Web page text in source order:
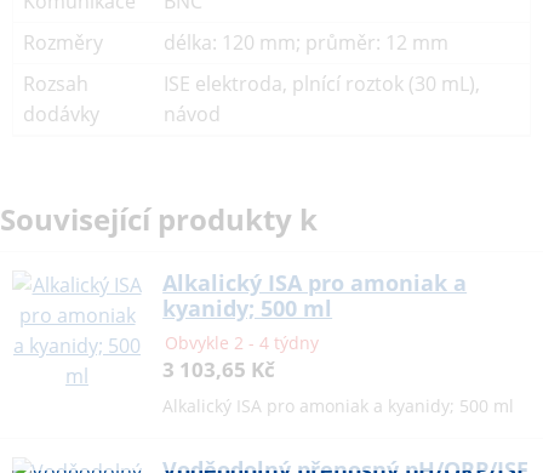
Rozměry
délka: 120 mm; průměr: 12 mm
Rozsah
dodávky
ISE elektroda, plnící roztok (30 mL),
návod
Související produkty k
Alkalický ISA pro amoniak a
kyanidy; 500 ml
Obvykle 2 - 4 týdny
3 103,65 Kč
Alkalický ISA pro amoniak a kyanidy; 500 ml